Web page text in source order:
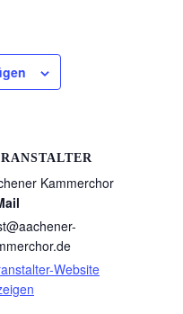
Kammerchor
Website